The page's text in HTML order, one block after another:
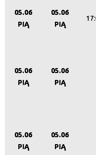
Organizator
Promowane
05.06
PIĄ
05.06
PIĄ
05.06
PIĄ
05.06
PIĄ
05.06
PIĄ
05.06
PIĄ